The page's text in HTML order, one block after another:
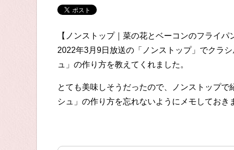
【ノンストップ｜菜の花とベーコンのフライパ
2022年3月9日放送の「ノンストップ」でクラ
ュ」の作り方を教えてくれました。
とても美味しそうだったので、ノンストップ
シュ」の作り方を忘れないようにメモしておき